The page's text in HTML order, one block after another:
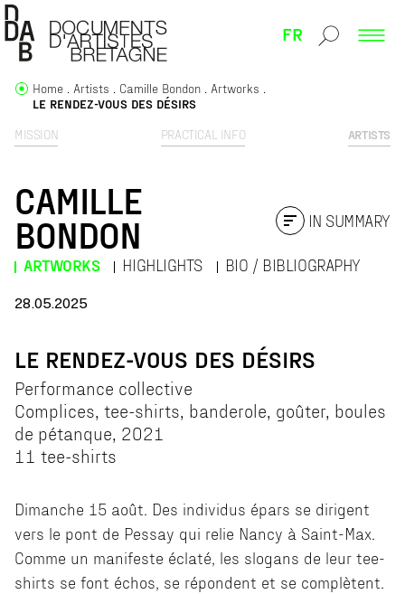
FR
MISSION PRACTICAL INFO ARTISTS
Home Artists Camille Bondon
Artworks
LE RENDEZ-VOUS DES DÉSIRS
CAMILLE
BONDON
ARTWORKS HIGHLIGHTS BIO / BIBLIOGRAPHY
IN SUMMARY
28.05.2025
LE RENDEZ-VOUS DES DÉSIRS
Performance collective
Complices, tee-shirts, banderole, goûter, boules
de pétanque, 2021
11 tee-shirts
Dimanche 15 août. Des individus épars se dirigent
vers le pont de Pessay qui relie Nancy à Saint-Max.
Comme un manifeste éclaté, les slogans de leur tee-
shirts se font échos, se répondent et se complètent.